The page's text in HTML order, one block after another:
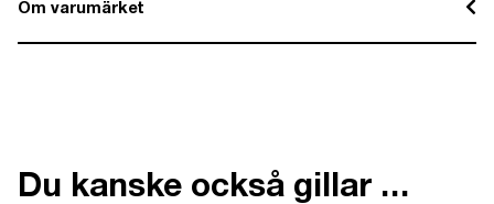
Om varumärket
Du kanske också gillar …